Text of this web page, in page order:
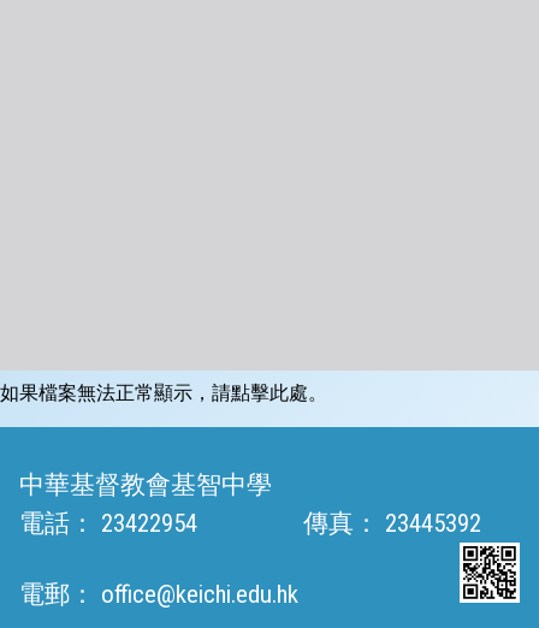
如果檔案無法正常顯示，請點擊此處。
中華基督教會基智中學
電話：
23422954 傳真： 23445392
電郵： office@keichi.edu.hk